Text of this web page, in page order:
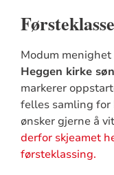
Modum
Heggen kirke
markerer
felles samling for
ønsker gjerne å
derfor skjeamet
førsteklassing.